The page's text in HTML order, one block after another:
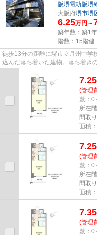
阪堺電軌阪堺
大阪府堺市堺
6.25万円～
築年数：築1
階数：15階建
徒歩13分の距離に堺市立月州中学
込んだ落ち着いた建物。落ち着き
7.25
(管理
敷：0
所在
間取
面積
7.25
(管理
敷：0
所在
間取
面積
7.35
(管理
敷：0